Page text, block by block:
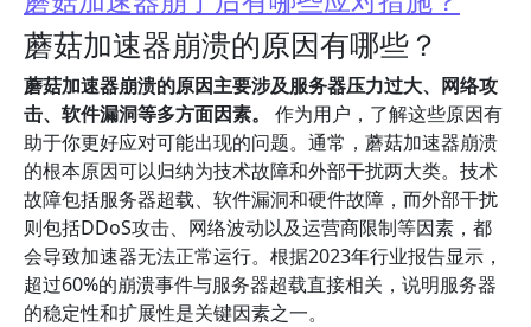
蘑菇加速器崩溃的原因有哪些？
蘑菇加速器崩溃的原因主要涉及服务器压力过大、网络攻
击、软件漏洞等多方面因素。
作为用户，了解这些原因有
助于你更好应对可能出现的问题。通常，蘑菇加速器崩溃
的根本原因可以归纳为技术故障和外部干扰两大类。技术
故障包括服务器超载、软件漏洞和硬件故障，而外部干扰
则包括DDoS攻击、网络波动以及运营商限制等因素，都
会导致加速器无法正常运行。根据2023年行业报告显示，
超过60%的崩溃事件与服务器超载直接相关，说明服务器
的稳定性和扩展性是关键因素之一。